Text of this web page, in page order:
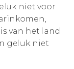
niet voor
van het land
geluk niet